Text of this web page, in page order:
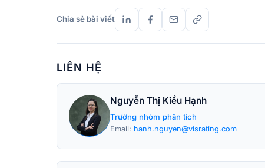
Chia sẻ bài viết
LIÊN HỆ
Nguyễn Thị Kiều Hạnh
Trưởng nhóm phân tích
Email: hanh.nguyen@visrating.com